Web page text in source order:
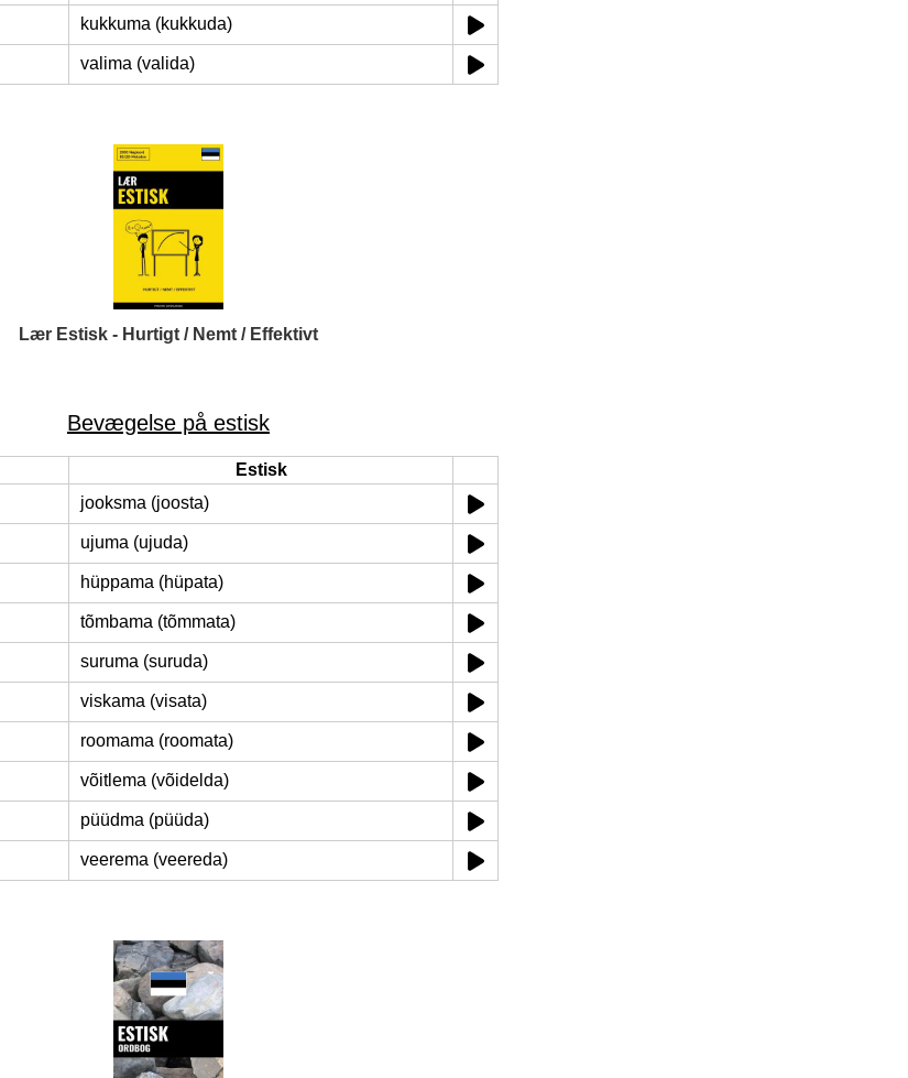
kukkuma (kukkuda)
valima (valida)
Lær Estisk - Hurtigt / Nemt / Effektivt
Bevægelse på estisk
Estisk
jooksma (joosta)
ujuma (ujuda)
hüppama (hüpata)
tõmbama (tõmmata)
suruma (suruda)
viskama (visata)
roomama (roomata)
võitlema (võidelda)
püüdma (püüda)
veerema (veereda)